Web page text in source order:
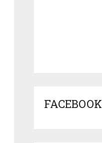
FACEBOOK